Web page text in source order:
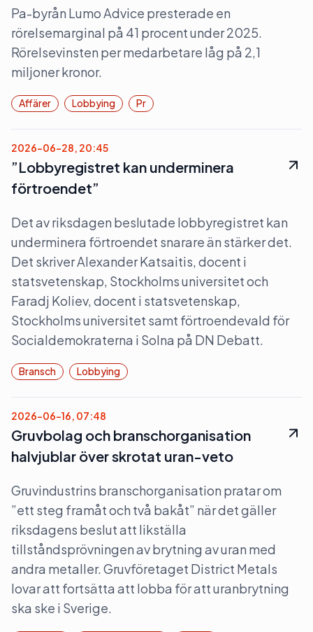
Pa-byrån Lumo Advice presterade en
rörelsemarginal på 41 procent under 2025.
Rörelsevinsten per medarbetare låg på 2,1
miljoner kronor.
Affärer Lobbying Pr
2026-06-28, 20:45
”Lobbyregistret kan underminera
förtroendet”
Det av riksdagen beslutade lobbyregistret kan
underminera förtroendet snarare än stärker det.
Det skriver Alexander Katsaitis, docent i
statsvetenskap, Stockholms universitet och
Faradj Koliev, docent i statsvetenskap,
Stockholms universitet samt förtroendevald för
Socialdemokraterna i Solna på DN Debatt.
Bransch Lobbying
2026-06-16, 07:48
Gruvbolag och branschorganisation
halvjublar över skrotat uran-veto
Gruvindustrins branschorganisation pratar om
”ett steg framåt och två bakåt” när det gäller
riksdagens beslut att likställa
tillståndsprövningen av brytning av uran med
andra metaller. Gruvföretaget District Metals
lovar att fortsätta att lobba för att uranbrytning
ska ske i Sverige.